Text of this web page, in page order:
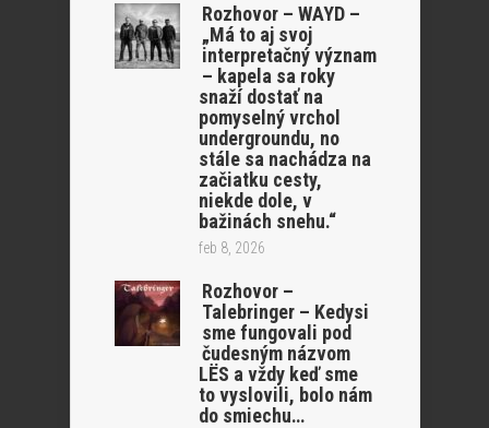
Rozhovor – WAYD –
„Má to aj svoj
interpretačný význam
– kapela sa roky
snaží dostať na
pomyselný vrchol
undergroundu, no
stále sa nachádza na
začiatku cesty,
niekde dole, v
bažinách snehu.“
feb 8, 2026
Rozhovor –
Talebringer – Kedysi
sme fungovali pod
čudesným názvom
LËS a vždy keď sme
to vyslovili, bolo nám
do smiechu…